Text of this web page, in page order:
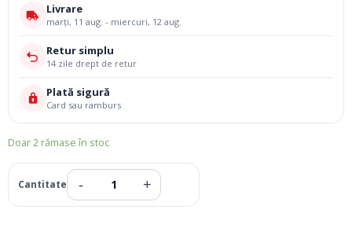
Livrare
marți, 11 aug. - miercuri, 12 aug.
Retur simplu
14 zile drept de retur
Plată sigură
Card sau ramburs
Doar 2 rămase în stoc